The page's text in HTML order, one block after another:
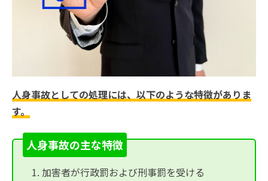
人身事故としての処理には、以下のような特徴がありま
す。
人身事故の主な特徴
加害者が行政罰および刑事罰を受ける